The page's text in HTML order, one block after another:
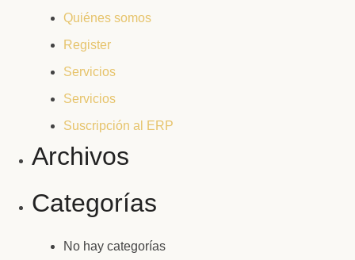
Quiénes somos
Register
Servicios
Servicios
Suscripción al ERP
Archivos
Categorías
No hay categorías